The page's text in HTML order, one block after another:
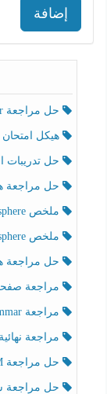
إضافة
حل مراجعة Grammar اللغة الإنجليزية الصف الخامس الفصل الثالث
هيكل امتحان
حل تدريبات
حل مراجعة هيكلة
ملخص Effect of Atmosphere حسب الهيكل الوزاري العلوم المتكاملة الصف الخامس انسبير الفصل الثالث
ملخص Effect of Geosphere حسب الهيكل الوزاري العلوم المتكاملة الصف الخامس انسبير الفصل الثالث
حل مراجعة هيكلة
مراجعة صفحات
مراجعة Review Grammar حسب الهيكل اللغة الإنجليزية الصف الخامس الفصل الثالث
مراجعة نهائية
حل مراجعة FINAL EXAMاللغة الإنجليزية الصف الخامس الفصل الثالث
حل مراجعة شاملة